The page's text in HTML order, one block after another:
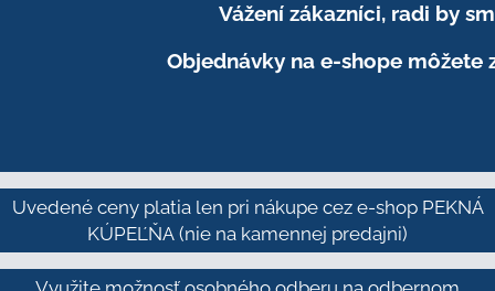
Vážení zákazníci, radi by
Objednávky na e-shope môžete
Uvedené ceny platia len pri nákupe cez e-shop PEKNÁ
KÚPEĽŇA (nie na kamennej predajni)